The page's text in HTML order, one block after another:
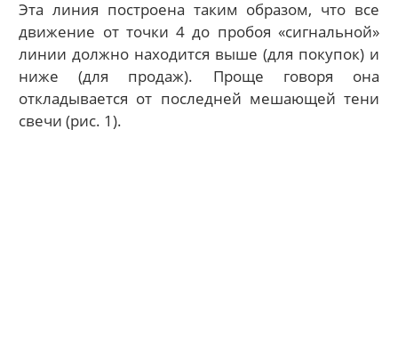
Эта линия построена таким образом, что все
движение от точки 4 до пробоя «сигнальной»
линии должно находится выше (для покупок) и
ниже (для продаж). Проще говоря она
откладывается от последней мешающей тени
свечи (рис. 1).